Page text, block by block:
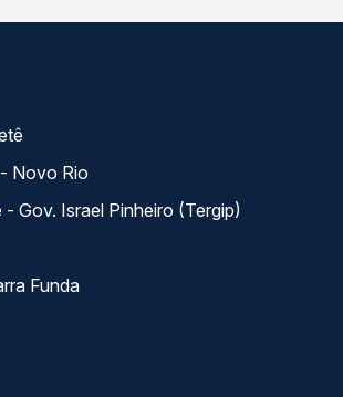
Novo Rio
Gov. Israel Pinheiro (Tergip)
Funda